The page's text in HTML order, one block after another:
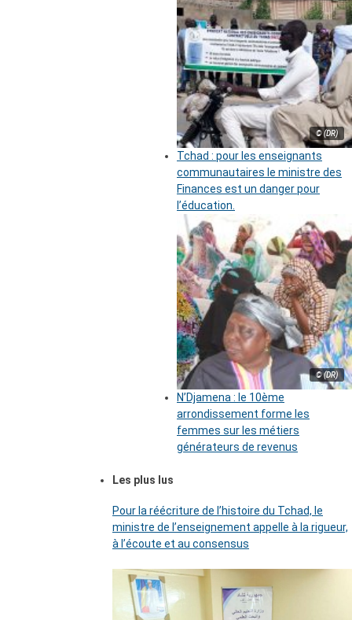
© (DR)
Tchad : pour les enseignants
communautaires le ministre des
Finances est un danger pour
l’éducation.
© (DR)
N’Djamena : le 10ème
arrondissement forme les
femmes sur les métiers
générateurs de revenus
Les plus lus
Pour la réécriture de l’histoire du Tchad, le
ministre de l’enseignement appelle à la rigueur,
à l’écoute et au consensus